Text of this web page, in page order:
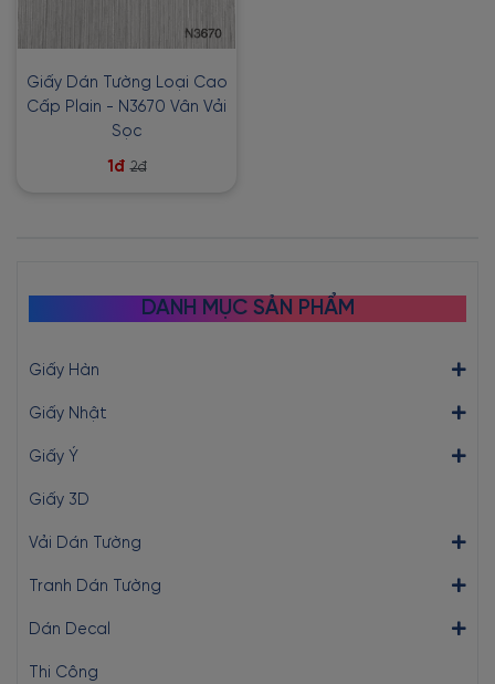
Giấy Dán Tường Loại Cao
Cấp Plain - N3670 Vân Vải
Sọc
1đ 2đ
DANH MỤC SẢN PHẨM
Giấy Hàn
Giấy Nhật
Giấy Ý
Giấy 3D
Vải Dán Tường
Tranh Dán Tường
Dán Decal
Thi Công